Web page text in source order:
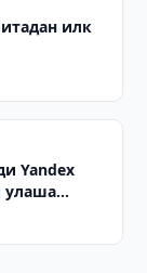
илк
Yandex
улаша